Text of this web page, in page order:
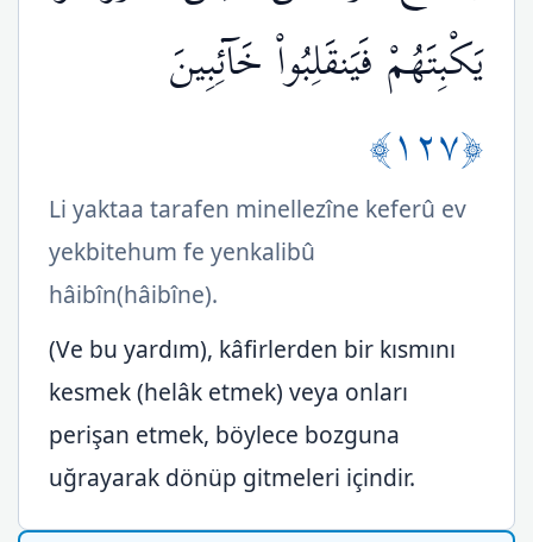
يَكْبِتَهُمْ فَيَنقَلِبُواْ خَآئِبِينَ
﴿١٢٧﴾
Li yaktaa tarafen minellezîne keferû ev
yekbitehum fe yenkalibû
hâibîn(hâibîne).
(Ve bu yardım), kâfirlerden bir kısmını
kesmek (helâk etmek) veya onları
perişan etmek, böylece bozguna
uğrayarak dönüp gitmeleri içindir.